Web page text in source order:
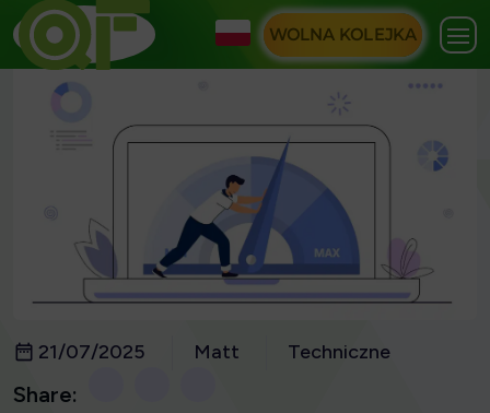
WOLNA KOLEJKA
21/07/2025 Matt Techniczne
Share: